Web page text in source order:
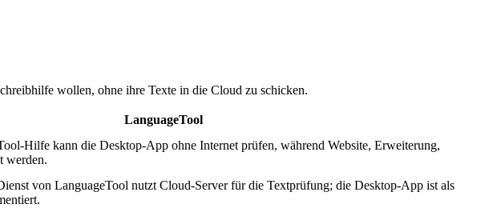
wollen, ohne ihre Texte in die Cloud zu schicken.
LanguageTool
Hilfe kann die Desktop-App ohne Internet prüfen, während Website, Erweiterung,
werden.
von LanguageTool nutzt Cloud-Server für die Textprüfung; die Desktop-App ist als